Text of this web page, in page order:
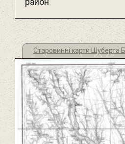
Старовинні карти Шуберта